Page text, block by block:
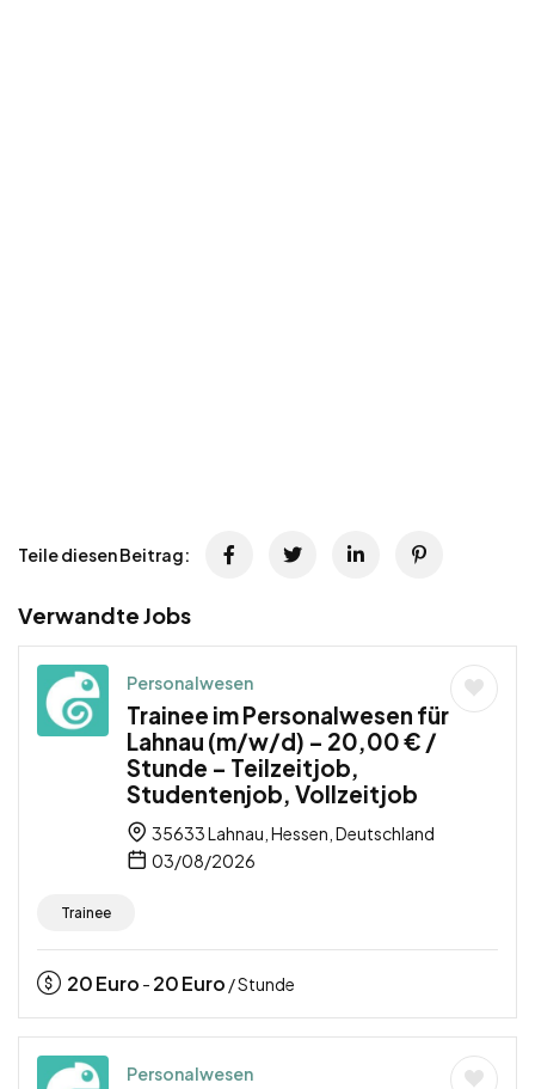
Teile diesen Beitrag:
Verwandte Jobs
Personalwesen
Trainee im Personalwesen für
Lahnau (m/w/d) – 20,00 € /
Stunde – Teilzeitjob,
Studentenjob, Vollzeitjob
35633 Lahnau, Hessen, Deutschland
03/08/2026
Trainee
20Euro - 20Euro / Stunde
Personalwesen